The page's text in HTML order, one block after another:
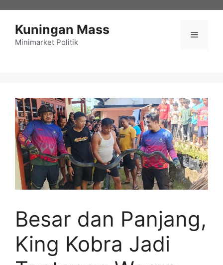
Kuningan Mass
Minimarket Politik
Menu
Besar dan Panjang,
King Kobra Jadi